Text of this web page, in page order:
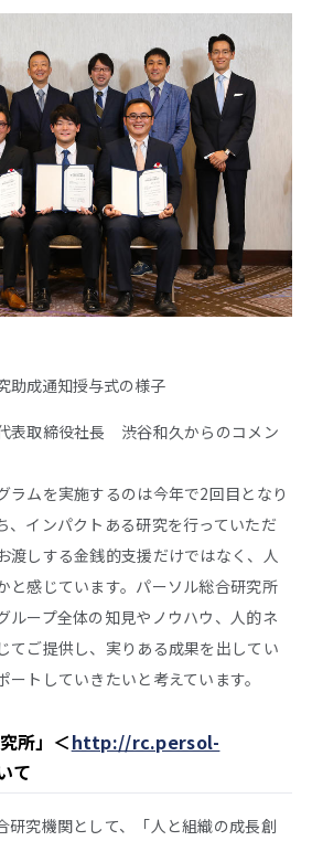
助成通知授与式の様子
表取締役社長 渋谷和久からのコメン
ラムを実施するのは今年で2回目となり
、インパクトある研究を行っていただ
渡しする金銭的支援だけではなく、人
と感じています。パーソル総合研究所
ループ全体の知見やノウハウ、人的ネ
てご提供し、実りある成果を出してい
トしていきたいと考えています。
所」＜http://rc.persol-
て
研究機関として、「人と組織の成長創